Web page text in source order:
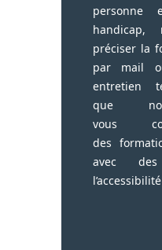
personne
préciser la
par mail
entretien
que
vous
des
avec